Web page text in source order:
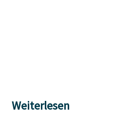
Weiterlesen